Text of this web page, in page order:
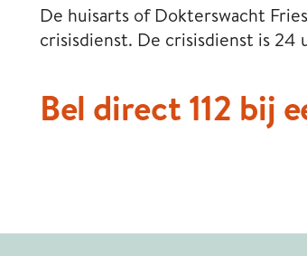
De huisarts of Dokterswacht
crisisdienst. De crisisdienst is 24
Bel direct 112 bij